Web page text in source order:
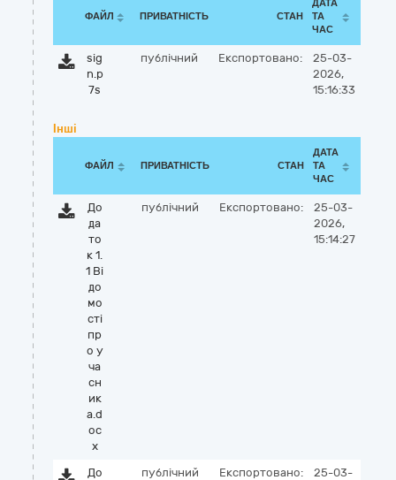
ФАЙЛ ПРИВАТНІСТЬ СТАН
ДАТА
ТА
ЧАС
sig
n.p
7s
публічний Експортовано:
25-03-
2026,
15:16:33
Інші
ФАЙЛ ПРИВАТНІСТЬ СТАН
ДАТА
ТА
ЧАС
До
да
то
к 1.
1 Ві
до
мо
сті
пр
о у
ча
сн
ик
а.d
oc
x
публічний Експортовано:
25-03-
2026,
15:14:27
До
публічний Експортовано:
25-03-